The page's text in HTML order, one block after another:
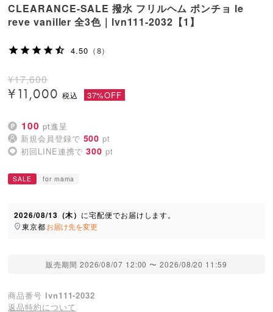
CLEARANCE-SALE 撥水 フリルヘム ポンチョ le
reve vaniller 全3色｜lvn111-2032【1】
4.50 （8）
¥17,600
¥11,000 37%OFF
100 pt進呈
新規会員登録で 500 pt
初回LINE連携で 300 pt
SALE for mama
2026/08/13（木） に宅配便でお届けします。
東京都お届け先を変更
販売期間 2026/08/07 12:00 〜 2026/08/20 11:59
商品番号 lvn111-2032
返品特約について